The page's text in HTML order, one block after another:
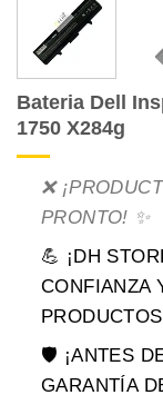
Bateria Dell
1750 X284g
❌
PRONTO! ✨
💪 ¡DH
CONFIANZA
🛡️ ¡ANTES
GARANTÍA